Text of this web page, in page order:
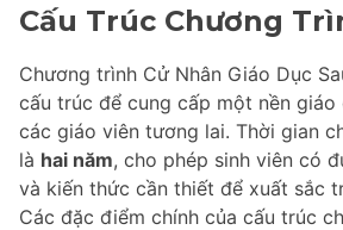
Cấu Trúc Chương
Chương trình Cử Nhân Giáo Dục
cấu trúc để cung cấp một nền
các giáo viên tương lai. Thời gian
là hai năm, cho phép sinh viên có
và kiến thức cần thiết để xuất sắc
Các đặc điểm chính của cấu trúc